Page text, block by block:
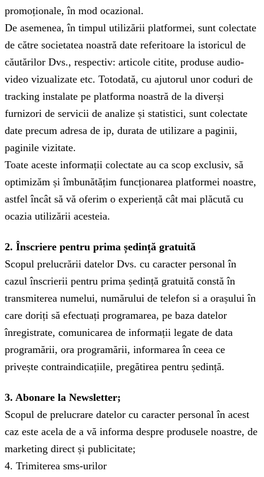
promoționale, în mod ocazional.
De asemenea, în timpul utilizării platformei, sunt colectate
de către societatea noastră date referitoare la istoricul de
căutărilor Dvs., respectiv: articole citite, produse audio-
video vizualizate etc. Totodată, cu ajutorul unor coduri de
tracking instalate pe platforma noastră de la diverși
furnizori de servicii de analize și statistici, sunt colectate
date precum adresa de ip, durata de utilizare a paginii,
paginile vizitate.
Toate aceste informații colectate au ca scop exclusiv, să
optimizăm și îmbunătățim funcționarea platformei noastre,
astfel încât să vă oferim o experiență cât mai plăcută cu
ocazia utilizării acesteia.
2. Înscriere pentru prima ședință gratuită
Scopul prelucrării datelor Dvs. cu caracter personal în
cazul înscrierii pentru prima ședință gratuită constă în
transmiterea numelui, numărului de telefon si a orașului în
care doriți să efectuați programarea, pe baza datelor
înregistrate, comunicarea de informații legate de data
programării, ora programării, informarea în ceea ce
privește contraindicațiile, pregătirea pentru ședință.
3. Abonare la Newsletter;
Scopul de prelucrare datelor cu caracter personal în acest
caz este acela de a vă informa despre produsele noastre, de
marketing direct și publicitate;
4. Trimiterea sms-urilor